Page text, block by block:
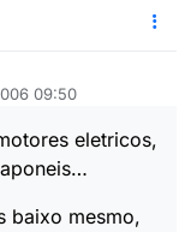
09:50
eletricos,
baixo mesmo,